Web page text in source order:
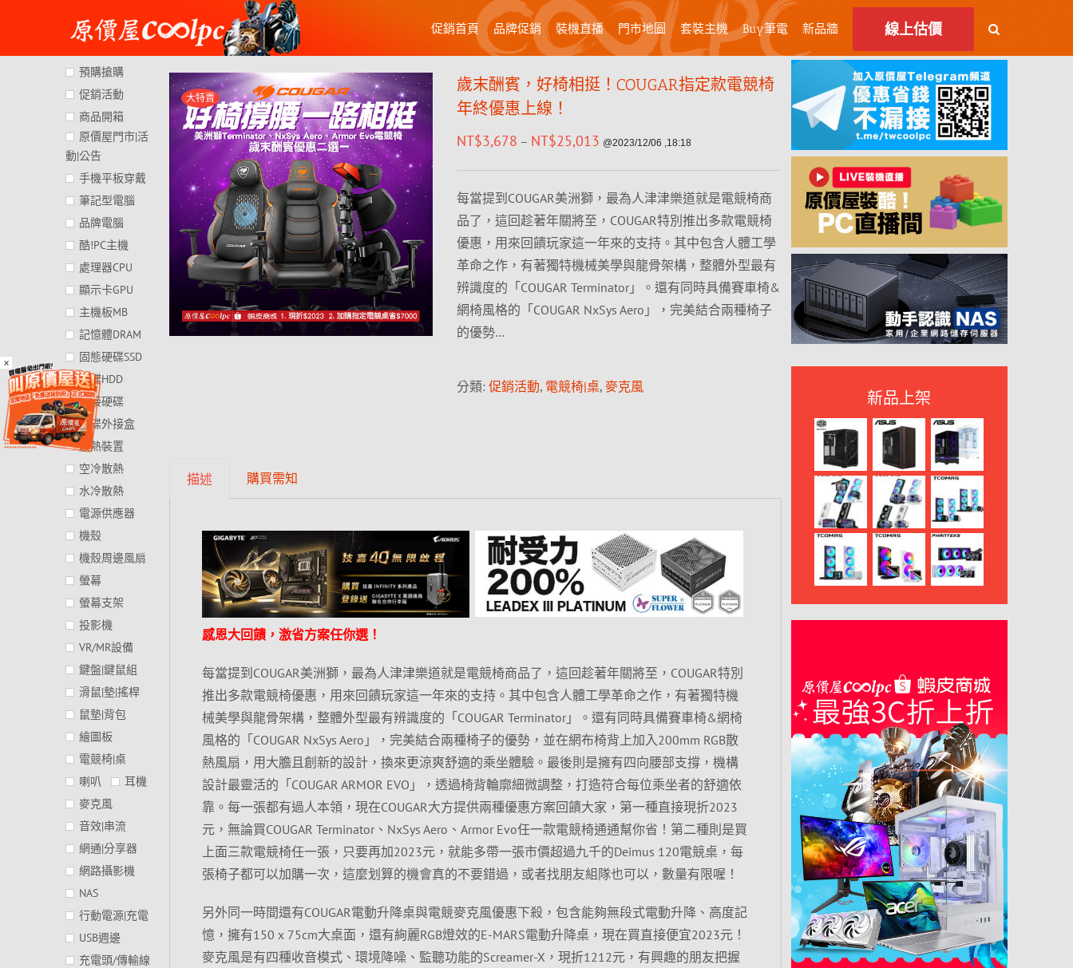
×
content
促銷首頁 品牌促銷 裝機直播 門市地圖 套裝主機 Buy筆電 新品牆 線上估價
大特賣
歲末酬賓，好椅相挺！COUGAR指定款電競椅
年終優惠上線！
NT$3,678 – NT$25,013 @2023/12/06 ,18:18
每當提到COUGAR美洲獅，最為人津津樂道就是電競椅商
品了，這回趁著年關將至，COUGAR特別推出多款電競椅
優惠，用來回饋玩家這一年來的支持。其中包含人體工學
革命之作，有著獨特機械美學與龍骨架構，整體外型最有
辨識度的「COUGAR Terminator」。還有同時具備賽車椅&
網椅風格的「COUGAR NxSys Aero」，完美結合兩種椅子
的優勢…
分類: 促銷活動, 電競椅|桌, 麥克風
描述 購買需知
感恩大回饋，激省方案任你選！
每當提到COUGAR美洲獅，最為人津津樂道就是電競椅商品了，這回趁著年關將至，COUGAR特別
推出多款電競椅優惠，用來回饋玩家這一年來的支持。其中包含人體工學革命之作，有著獨特機
械美學與龍骨架構，整體外型最有辨識度的「COUGAR Terminator」。還有同時具備賽車椅&網椅
風格的「COUGAR NxSys Aero」，完美結合兩種椅子的優勢，並在網布椅背上加入200mm RGB散
熱風扇，用大膽且創新的設計，換來更涼爽舒適的乘坐體驗。最後則是擁有四向腰部支撐，機構
設計最靈活的「COUGAR ARMOR EVO」，透過椅背輪廓細微調整，打造符合每位乘坐者的舒適依
靠。每一張都有過人本領，現在COUGAR大方提供兩種優惠方案回饋大家，第一種直接現折2023
元，無論買COUGAR Terminator、NxSys Aero、Armor Evo任一款電競椅通通幫你省！第二種則是買
上面三款電競椅任一張，只要再加2023元，就能多帶一張市價超過九千的Deimus 120電競桌，每
張椅子都可以加購一次，這麼划算的機會真的不要錯過，或者找朋友組隊也可以，數量有限喔！
另外同一時間還有COUGAR電動升降桌與電競麥克風優惠下殺，包含能夠無段式電動升降、高度記
憶，擁有150 x 75cm大桌面，還有絢麗RGB燈效的E-MARS電動升降桌，現在買直接便宜2023元！
麥克風是有四種收音模式、環境降噪、監聽功能的Screamer-X，現折1212元，有興趣的朋友把握
預購搶購
促銷活動
商品開箱
原價屋門市|活
動|公告
手機平板穿戴
筆記型電腦
品牌電腦
酷!PC主機
處理器CPU
顯示卡GPU
主機板MB
記憶體DRAM
固態硬碟SSD
硬碟HDD
外接硬碟
硬碟外接盒
散熱裝置
空冷散熱
水冷散熱
電源供應器
機殼
機殼周邊風扇
螢幕
螢幕支架
投影機
VR/MR設備
鍵盤|鍵鼠組
滑鼠|墊|搖桿
鼠墊|背包
繪圖板
電競椅|桌
喇叭
耳機
麥克風
音效|串流
網通|分享器
網路攝影機
NAS
行動電源|充電
USB週邊
充電頭/傳輸線
新品上架